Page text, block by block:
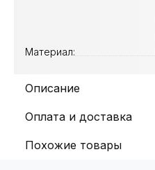
Материал:
Описание
Оплата и доставка
Похожие товары